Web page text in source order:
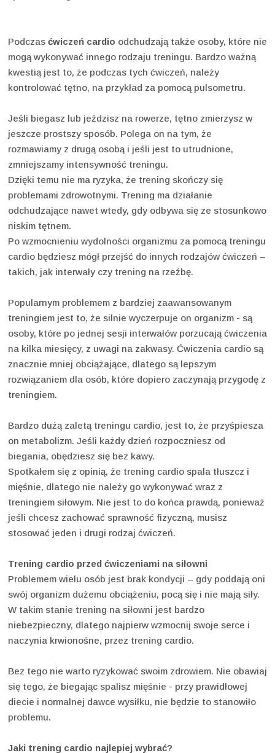
Podczas ćwiczeń cardio odchudzają także osoby, które nie
mogą wykonywać innego rodzaju treningu. Bardzo ważną
kwestią jest to, że podczas tych ćwiczeń, należy
kontrolować tętno, na przykład za pomocą pulsometru.
Jeśli biegasz lub jeździsz na rowerze, tętno zmierzysz w
jeszcze prostszy sposób. Polega on na tym, że
rozmawiamy z drugą osobą i jeśli jest to utrudnione,
zmniejszamy intensywność treningu.
Dzięki temu nie ma ryzyka, że trening skończy się
problemami zdrowotnymi. Trening ma działanie
odchudzające nawet wtedy, gdy odbywa się ze stosunkowo
niskim tętnem.
Po wzmocnieniu wydolności organizmu za pomocą treningu
cardio będziesz mógł przejść do innych rodzajów ćwiczeń –
takich, jak interwały czy trening na rzeźbę.
Popularnym problemem z bardziej zaawansowanym
treningiem jest to, że silnie wyczerpuje on organizm - są
osoby, które po jednej sesji interwałów porzucają ćwiczenia
na kilka miesięcy, z uwagi na zakwasy. Ćwiczenia cardio są
znacznie mniej obciążające, dlatego są lepszym
rozwiązaniem dla osób, które dopiero zaczynają przygodę z
treningiem.
Bardzo dużą zaletą treningu cardio, jest to, że przyśpiesza
on metabolizm. Jeśli każdy dzień rozpoczniesz od
biegania, obędziesz się bez kawy.
Spotkałem się z opinią, że trening cardio spala tłuszcz i
mięśnie, dlatego nie należy go wykonywać wraz z
treningiem siłowym. Nie jest to do końca prawdą, ponieważ
jeśli chcesz zachować sprawność fizyczną, musisz
stosować jeden i drugi rodzaj ćwiczeń.
Trening cardio przed ćwiczeniami na siłowni
Problemem wielu osób jest brak kondycji – gdy poddają oni
swój organizm dużemu obciążeniu, pocą się i nie mają siły.
W takim stanie trening na siłowni jest bardzo
niebezpieczny, dlatego najpierw wzmocnij swoje serce i
naczynia krwionośne, przez trening cardio.
Bez tego nie warto ryzykować swoim zdrowiem. Nie obawiaj
się tego, że biegając spalisz mięśnie - przy prawidłowej
diecie i normalnej dawce wysiłku, nie będzie to stanowiło
problemu.
Jaki trening cardio najlepiej wybrać?